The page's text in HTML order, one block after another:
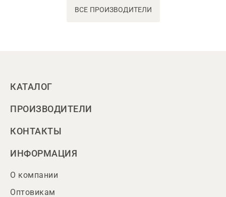
ВСЕ ПРОИЗВОДИТЕЛИ
КАТАЛОГ
ПРОИЗВОДИТЕЛИ
КОНТАКТЫ
ИНФОРМАЦИЯ
О компании
Оптовикам